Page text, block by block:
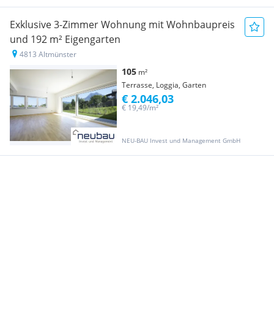
Exklusive 3-Zimmer Wohnung mit Wohnbaupreis
und 192 m² Eigengarten
4813 Altmünster
105 m²
Terrasse, Loggia, Garten
NEU-BAU Invest und Management GmbH
€ 19,49/m²
€ 2.046,03